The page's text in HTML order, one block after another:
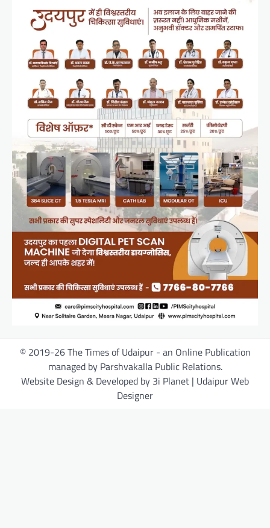
© 2019-26 The Times of Udaipur - an Online Publication
managed by Parshvakalla Public Relations.
Website Design & Developed by 3i Planet | Udaipur Web
Designer